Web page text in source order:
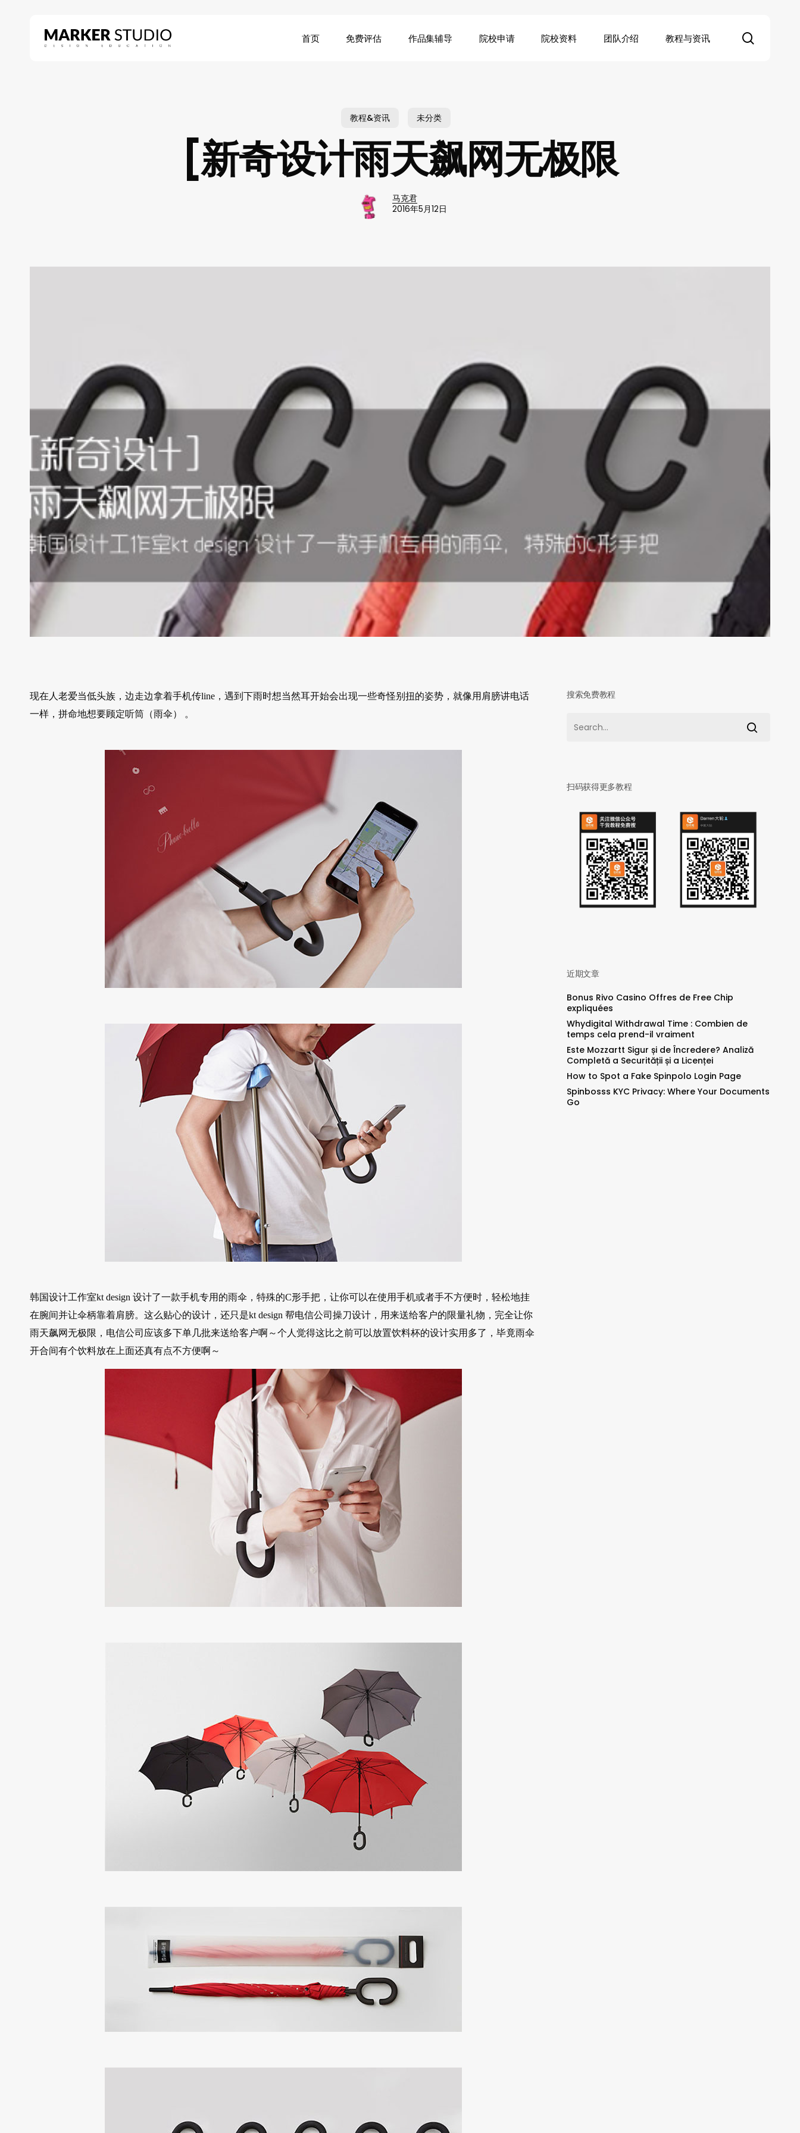
首页 免费评估 作品集辅导 院校申请 院校资料 团队介绍 教程与资讯
教程&资讯 未分类
[新奇设计雨天飙网无极限
马克君
2016年5月12日
现在人老爱当低头族，边走边拿着手机传line，遇到下雨时想当然耳开始会出现一些奇怪别扭的姿势，就像用肩膀讲电话
一样，拼命地想要顾定听筒（雨伞） 。
韩国设计工作室kt design 设计了一款手机专用的雨伞，特殊的C形手把，让你可以在使用手机或者手不方便时，轻松地挂
在腕间并让伞柄靠着肩膀。这么贴心的设计，还只是kt design 帮电信公司操刀设计，用来送给客户的限量礼物，完全让你
雨天飙网无极限，电信公司应该多下单几批来送给客户啊～个人觉得这比之前可以放置饮料杯的设计实用多了，毕竟雨伞
开合间有个饮料放在上面还真有点不方便啊～
搜索免费教程
扫码获得更多教程
近期文章
Bonus Rivo Casino Offres de Free Chip
expliquées
Whydigital Withdrawal Time : Combien de
temps cela prend-il vraiment
Este Mozzartt Sigur și de Încredere? Analiză
Completă a Securității și a Licenței
How to Spot a Fake Spinpolo Login Page
Spinbosss KYC Privacy: Where Your Documents
Go